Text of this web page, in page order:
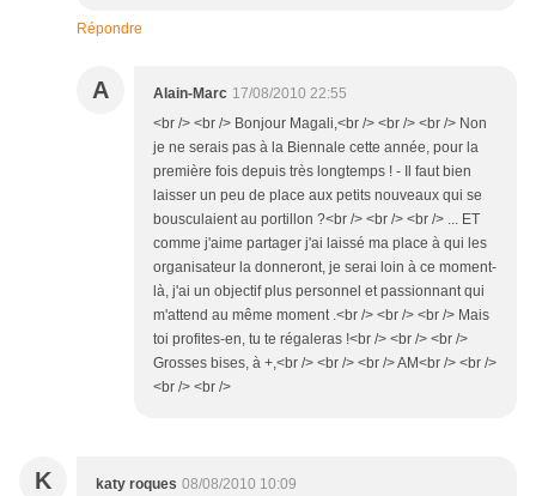
Répondre
A Alain-Marc 17/08/2010 22:55
<br /> <br /> Bonjour Magali,<br /> <br /> <br /> Non
je ne serais pas à la Biennale cette année, pour la
première fois depuis très longtemps ! - Il faut bien
laisser un peu de place aux petits nouveaux qui se
bousculaient au portillon ?<br /> <br /> <br /> ... ET
comme j'aime partager j'ai laissé ma place à qui les
organisateur la donneront, je serai loin à ce moment-
là, j'ai un objectif plus personnel et passionnant qui
m'attend au même moment .<br /> <br /> <br /> Mais
toi profites-en, tu te régaleras !<br /> <br /> <br />
Grosses bises, à +,<br /> <br /> <br /> AM<br /> <br />
<br /> <br />
K katy roques 08/08/2010 10:09